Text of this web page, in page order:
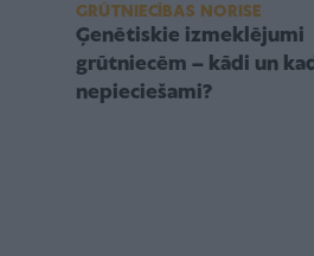
GRŪTNIECĪBAS NORISE
Ģenētiskie izmeklējumi
grūtniecēm – kādi un kad
nepieciešami?